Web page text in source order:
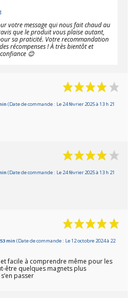
votre message qui nous fait chaud au
que le produit vous plaise autant,
sa praticité. Votre recommandation
récompenses ! À très bientôt et
😊
(Date de commande : Le 24 février 2025 à 13 h 21
(Date de commande : Le 24 février 2025 à 13 h 21
min (Date de commande : Le 12 octobre 2024 à 22
facile à comprendre même pour les
être quelques magnets plus
passer